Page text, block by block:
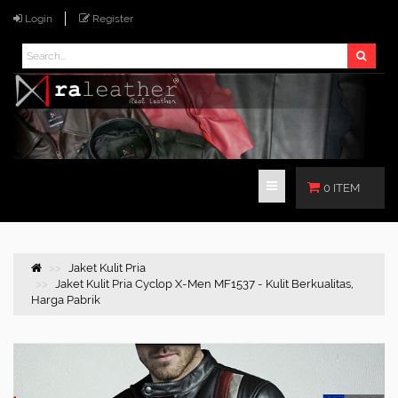
Login Register
0 ITEM
Jaket Kulit Pria
Jaket Kulit Pria Cyclop X-Men MF1537 - Kulit Berkualitas,
Harga Pabrik